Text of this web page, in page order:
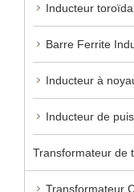
Inducteur
Barre Ferrite
Inducteur à
Inducteur de
Transformateur de
Transformateur